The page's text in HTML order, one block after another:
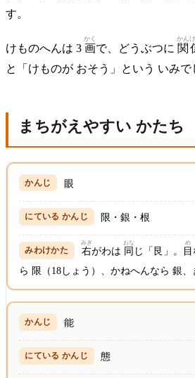
す。
けものへんは 3 画
かく
で、どうぶつに 関
かん
と「けものが おそう」という いみで
まちがえやすい かたち
眼
限・銀・根
右
みぎ
がわは 同
おな
じ「艮」。 目
め
ら 限（18しょう）、かねへんなら 銀、
能
態